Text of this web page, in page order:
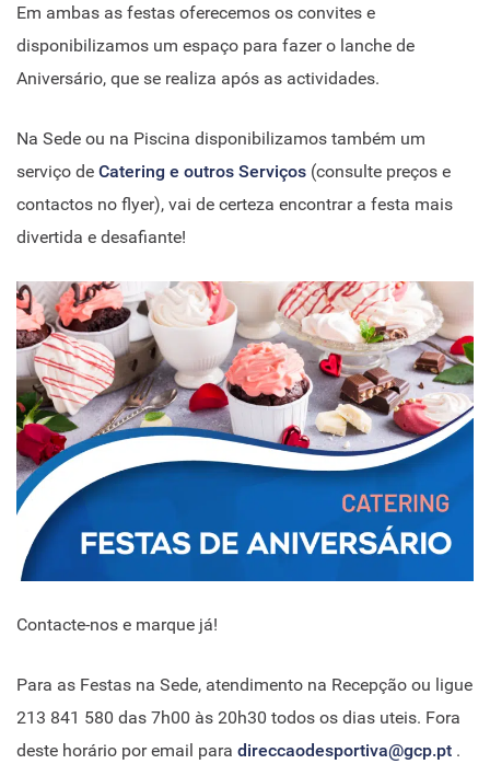
Em ambas as festas oferecemos os convites e
disponibilizamos um espaço para fazer o lanche de
Aniversário, que se realiza após as actividades.
Na Sede ou na Piscina disponibilizamos também um
serviço de Catering e outros Serviços (consulte preços e
contactos no flyer), vai de certeza encontrar a festa mais
divertida e desafiante!
Contacte-nos e marque já!
Para as Festas na Sede, atendimento na Recepção ou ligue
213 841 580 das 7h00 às 20h30 todos os dias uteis. Fora
deste horário por email para direccaodesportiva@gcp.pt .